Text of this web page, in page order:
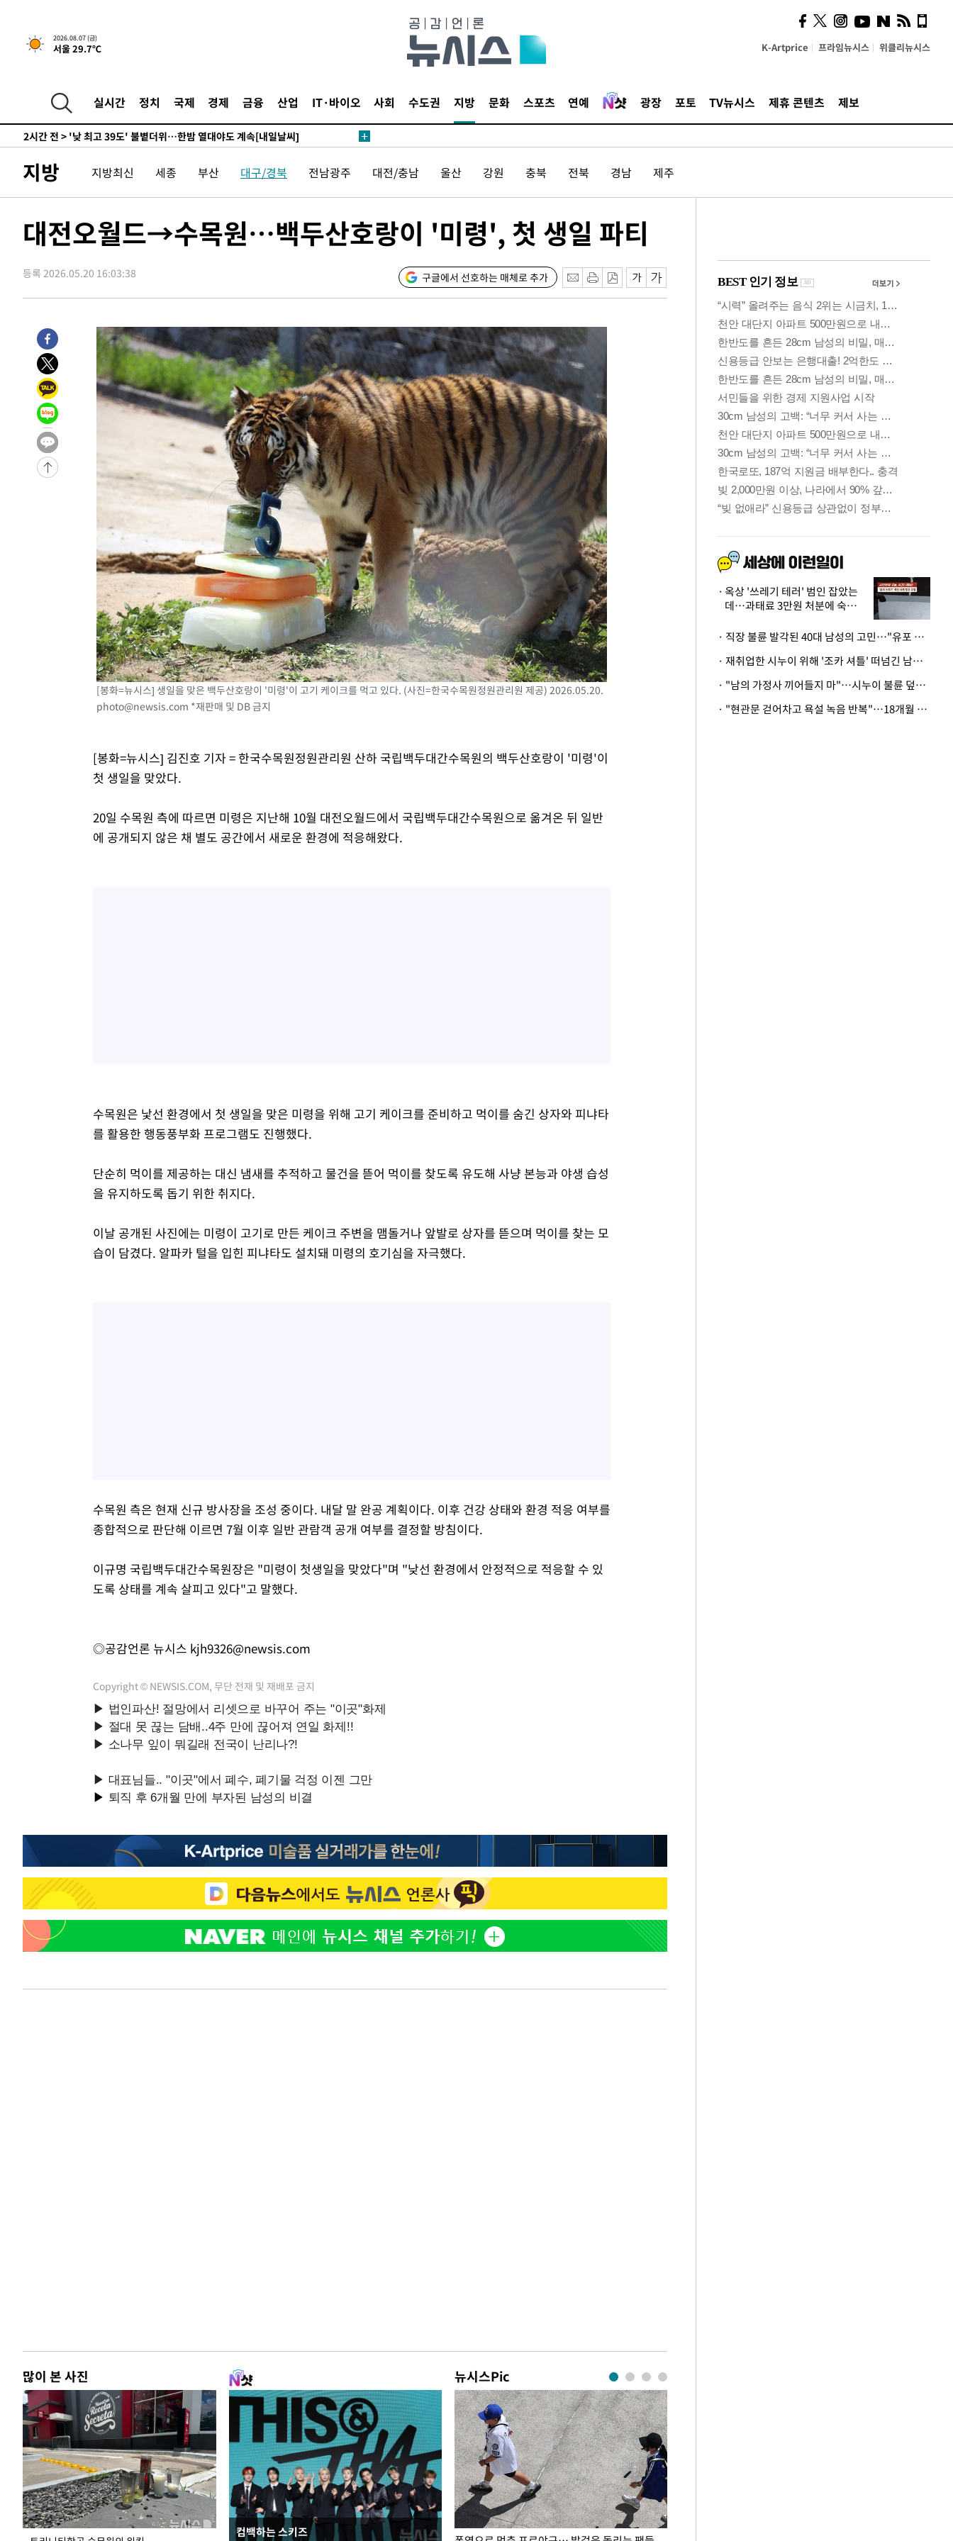
2026.08.07 (금)
서울 29.7℃ K-Artprice 프라임뉴시스 위클리뉴시스
실시간 정치 국제 경제 금융 산업 IT·바이오 사회 수도권 지방 문화 스포츠 연예 광장 포토 TV뉴시스 제휴 콘텐츠 제보
-6685초 전 >경찰, '홍명보는 2순위' 결론냈던 스포츠윤리센터도 압수수색
2시간 전 >[속보]합참 "北 발사체는 단거리탄도미사일…감시·경계태세 강화"
2시간 전 >[속보] SKT, 에이닷 서비스 장애 발생…"원인 파악 중"
[속보]합참 "북, 동해상으로 미상 발사체 발사"
2시간 전 > '낮 최고 39도' 불볕더위…한밤 열대야도 계속[내일날씨]
3시간 전 >
"韓 외환시장 개입 관측 배경엔 美의 대한국 무역적자 있어"
3시간 전 >'월드컵 탈락 후폭풍' 축구협회…초유의 압수수색에 '충격·당황'
3시간 전 >[속보]종합특검, 대검 추가 압수수색…내란 중요임무종사 혐의
4시간 전 >[속보]코스피, 301.88포인트(4.58%) 내린 6296.38 마감
4시간 전 >[속보]원·달러 환율, 0.7원 내린 1423.8원 마감
5시간 전 >
손흥민, 5경기 연속골 실패…LAFC는 승부차기 끝 과달라하라 격파
7시간 전 >
내일까지 39도 '펄펄'…기상청 "태풍 지나며 폭염 잠시 꺾인다"
-9791초 전 >
'월드컵 탈락 후폭풍' 축구협회…11시간 걸린 초유의 압수수색(종
-9227초 전 >
[속보] 뉴욕증시, 혼조 출발…나스닥 0.3%↓, 다우 0.14%↑
-8020초 전 >
축구협회, 15년 전 심판 성 접대 파문에 "현재는 내부 지침 준수"
-6705초 전 >
경찰, '홍명보는 2순위' 결론냈던 스포츠윤리센터도 압수수색
2시간 전 >
[속보]합참 "北 발사체는 단거리탄도미사일…감시·경계태세 강화"
2시간 전 >
日방위성, 北이 동해로 쏜 발사체는 탄도미사일 가능성
[속보] SKT, 에이닷 서비스 장애 발생…"원인 파악 중"
[속보]합참 "북, 동해상으로 미상 발사체 발사"
'낮 최고 39도' 불볕더위…한밤 열대야도 계속[내일날씨]
[속보]7~9일 프로야구 3연전도 폭염 취소…11일 재개
"韓 외환시장 개입 관측 배경엔 美의 대한국 무역적자 있어"
'월드컵 탈락 후폭풍' 축구협회…초유의 압수수색에 '충격·당황'
서울 낮 37.9도, 올여름 최고치 경신…영등포 순간 '40도'
[속보]종합특검, 대검 추가 압수수색…내란 중요임무종사 혐의
[속보]코스닥, 800p 회복…0.26% 오른 801.67 마감
[속보]코스피, 301.88포인트(4.58%) 내린 6296.38 마감
[속보]원·달러 환율, 0.7원 내린 1423.8원 마감
"여기 떨어졌다"…다누리, 스페이스X 로켓 달 충돌 흔적 포착
내일까지 39도 '펄펄'…기상청 "태풍 지나며 폭염 잠시 꺾인다"
지방 지방최신 세종 부산 대구/경북 전남광주 대전/충남 울산 강원 충북 전북 경남 제주
대전오월드→수목원…백두산호랑이 '미령', 첫 생일 파티
등록 2026.05.20 16:03:38 구글에서 선호하는 매체로 추가
[봉화=뉴시스] 생일을 맞은 백두산호랑이 '미령'이 고기 케이크를 먹고 있다. (사진=한국수목원정원관리원 제공) 2026.05.20.
photo@newsis.com *재판매 및 DB 금지
[봉화=뉴시스] 김진호 기자 = 한국수목원정원관리원 산하 국립백두대간수목원의 백두산호랑이 '미령'이
첫 생일을 맞았다.
20일 수목원 측에 따르면 미령은 지난해 10월 대전오월드에서 국립백두대간수목원으로 옮겨온 뒤 일반
에 공개되지 않은 채 별도 공간에서 새로운 환경에 적응해왔다.
수목원은 낯선 환경에서 첫 생일을 맞은 미령을 위해 고기 케이크를 준비하고 먹이를 숨긴 상자와 피냐타
를 활용한 행동풍부화 프로그램도 진행했다.
단순히 먹이를 제공하는 대신 냄새를 추적하고 물건을 뜯어 먹이를 찾도록 유도해 사냥 본능과 야생 습성
을 유지하도록 돕기 위한 취지다.
이날 공개된 사진에는 미령이 고기로 만든 케이크 주변을 맴돌거나 앞발로 상자를 뜯으며 먹이를 찾는 모
습이 담겼다. 알파카 털을 입힌 피냐타도 설치돼 미령의 호기심을 자극했다.
수목원 측은 현재 신규 방사장을 조성 중이다. 내달 말 완공 계획이다. 이후 건강 상태와 환경 적응 여부를
종합적으로 판단해 이르면 7월 이후 일반 관람객 공개 여부를 결정할 방침이다.
이규명 국립백두대간수목원장은 "미령이 첫생일을 맞았다"며 "낮선 환경에서 안정적으로 적응할 수 있
도록 상태를 계속 살피고 있다"고 말했다.
◎공감언론 뉴시스 kjh9326@newsis.com
Copyright © NEWSIS.COM, 무단 전재 및 재배포 금지
많이 본 사진
컴백하는 스키즈
뉴시스Pic
의견, 국토부·LH에 충실히
전달할 것"
옥상 '쓰레기 테러' 범인 잡았는
데…과태료 3만원 처분에 숙박업
· 직장 불륜 발각된 40대 남성의 고민…"유포 동료 명예훼손·협박죄 고소 가능할까"
· 재취업한 시누이 위해 '조카 셔틀' 떠넘긴 남편…아내 "난 못한다"
· "남의 가정사 끼어들지 마"…시누이 불륜 덮으려는 남편에 억울한 아내
· "현관문 걷어차고 욕설 녹음 반복"…18개월 아기 키우는 집 뒤흔든 '앞집의 비극'